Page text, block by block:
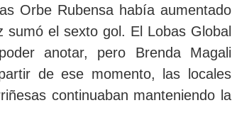
Orbe Rubensa había aumentado
sumó el sexto gol. El Lobas Global
anotar, pero Brenda Magali
de ese momento, las locales
continuaban manteniendo la